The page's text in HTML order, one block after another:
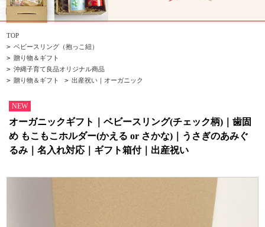
TOP
> ベビースリング（抱っこ紐）
> 贈り物＆ギフト
> 沖縄子育て良品オリジナル商品
> 贈り物＆ギフト > 出産祝い｜オーガニック
NEW
オーガニックギフト｜ベビースリング(チェック柄)｜歯固
め もこもこホルダー(かえる or さかな)｜うさぎのあみぐ
るみ｜名入れ対応｜ギフト箱付｜出産祝い